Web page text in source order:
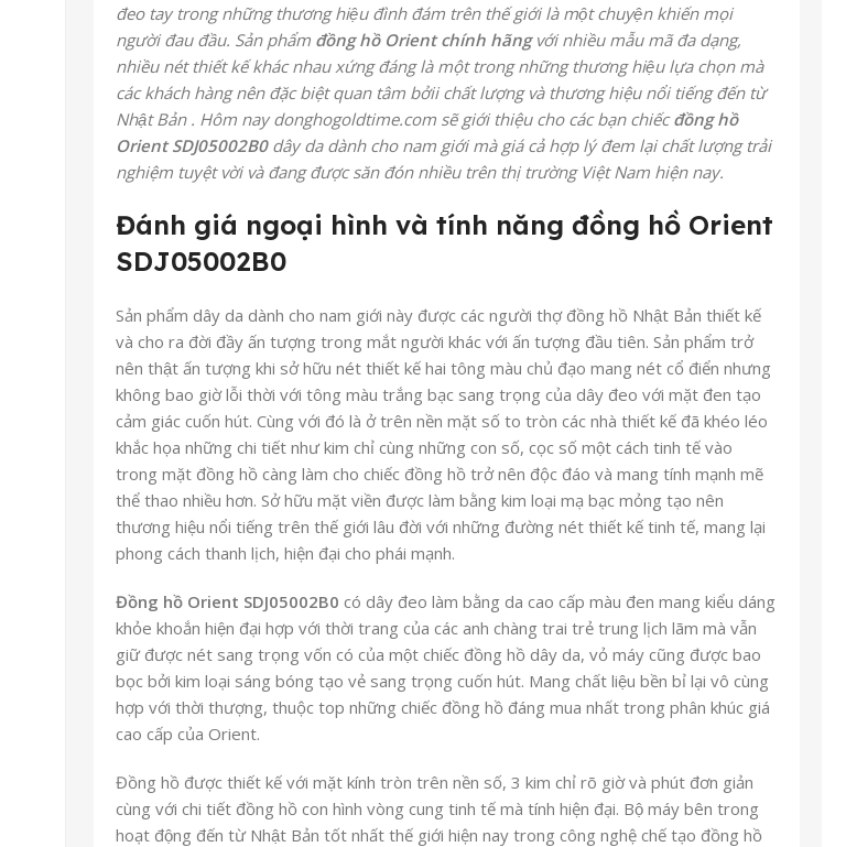
đeo tay trong những thương hiệu đình đám trên thế giới là một chuyện khiến mọi
người đau đầu. Sản phẩm đồng hồ Orient chính hãngvới nhiều mẫu mã đa dạng,
nhiều nét thiết kế khác nhau xứng đáng là một trong những thương hiệu lựa chọn mà
các khách hàng nên đặc biệt quan tâm bởii chất lượng và thương hiệu nổi tiếng đến từ
Nhật Bản . Hôm nay donghogoldtime.com sẽ giới thiệu cho các bạn chiếcđồng hồ
Orient SDJ05002B0dây da dành cho nam giới màgiá cả hợp lý đem lại chất lượng trải
nghiệm tuyệt vời và đang được săn đón nhiều trên thị trường Việt Nam hiện nay.
Đánh giá ngoại hình và tính năng đồng hồ Orient
SDJ05002B0
Sản phẩm dây da dành cho nam giới này được các người thợ đồng hồ Nhật Bản thiết kế
và cho ra đời đầy ấn tượng trong mắt người khác với ấn tượng đầu tiên. Sản phẩm trở
nên thật ấn tượng khi sở hữu nét thiết kế hai tông màu chủ đạo mang nét cổ điển nhưng
không bao giờ lỗi thời với tông màu trắng bạc sang trọng của dây đeo với mặt đen tạo
cảm giác cuốn hút. Cùng với đó là ở trên nền mặt số to tròn các nhà thiết kế đã khéo léo
khắc họa những chi tiết như kim chỉ cùng những con số, cọc số một cách tinh tế vào
trong mặt đồng hồ càng làm cho chiếc đồng hồ trở nên độc đáo và mang tính mạnh mẽ
thể thao nhiều hơn. Sở hữu mặt viền được làm bằng kim loại mạ bạc mỏng tạo nên
thương hiệu nổi tiếng trên thế giới lâu đời với những đường nét thiết kế tinh tế, mang lại
phong cách thanh lịch, hiện đại cho phái mạnh.
Đồng hồ Orient SDJ05002B0 có dây đeo làm bằng da cao cấp màu đen mang kiểu dáng
khỏe khoắn hiện đại hợp với thời trang của các anh chàng trai trẻ trung lịch lãm mà vẫn
giữ được nét sang trọng vốn có của một chiếc đồng hồ dây da, vỏ máy cũng được bao
bọc bởi kim loại sáng bóng tạo vẻ sang trọng cuốn hút. Mang chất liệu bền bỉ lại vô cùng
hợp với thời thượng, thuộc top những chiếc đồng hồ đáng mua nhất trong phân khúc giá
cao cấp của Orient.
Đồng hồ được thiết kế với mặt kính tròn trên nền số, 3 kim chỉ rõ giờ và phút đơn giản
cùng với chi tiết đồng hồ con hình vòng cung tinh tế mà tính hiện đại. Bộ máy bên trong
hoạt động đến từ Nhật Bản tốt nhất thế giới hiện nay trong công nghệ chế tạo đồng hồ